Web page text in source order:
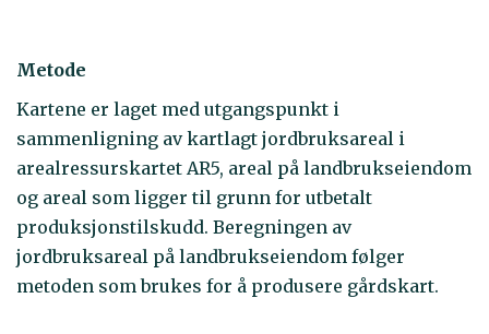
Metode
Kartene er laget med utgangspunkt i
sammenligning av kartlagt jordbruksareal i
arealressurskartet AR5, areal på landbrukseiendom
og areal som ligger til grunn for utbetalt
produksjonstilskudd. Beregningen av
jordbruksareal på landbrukseiendom følger
metoden som brukes for å produsere gårdskart.